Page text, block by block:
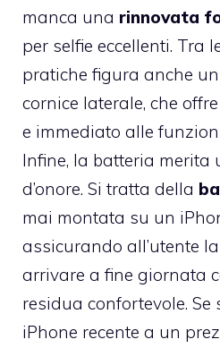
manca una rinnovata
per selfie eccellenti. Tra
pratiche figura anche
cornice laterale, che
e immediato alle
Infine, la batteria merita
d’onore. Si tratta della
mai montata su un
assicurando all’utente
arrivare a fine giornata
residua confortevole. Se
iPhone recente a un